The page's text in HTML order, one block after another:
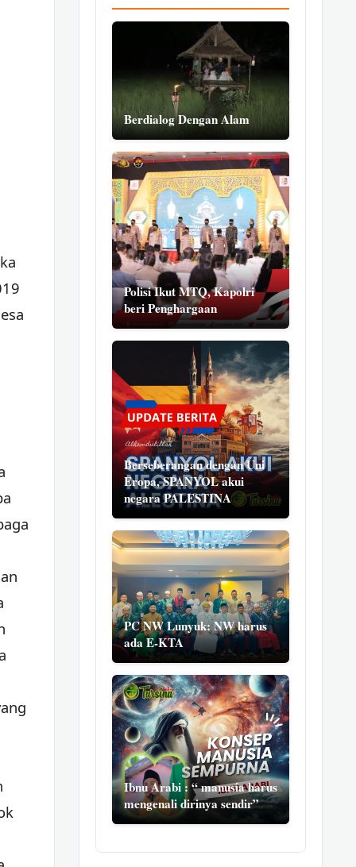
Berdialog Dengan Alam
Polisi Ikut MTQ, Kapolri
beri Penghargaan
Berseberangan dengan Uni
Eropa, SPANYOL akui
negara PALESTINA
PC NW Lunyuk: NW harus
ada E-KTA
Ibnu Arabi : “ manusia harus
mengenali dirinya sendir”